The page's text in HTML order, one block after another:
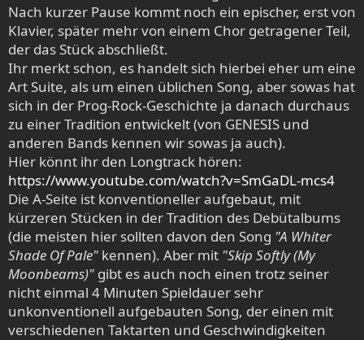
Nach kurzer Pause kommt noch ein epischer, erst von
Klavier, später mehr von einem Chor getragener Teil,
der das Stück abschließt.
Ihr merkt schon, es handelt sich hierbei eher um eine
Art Suite, als um einen üblichen Song, aber sowas hat
sich in der Prog-Rock-Geschichte ja danach durchaus
zu einer Tradition entwickelt (von GENESIS und
anderen Bands kennen wir sowas ja auch).
Hier könnt ihr den Longtrack hören:
https://www.youtube.com/watch?v=SmGaDL-mcs4
Die A-Seite ist konventioneller aufgebaut, mit
kürzeren Stücken in der Tradition des Debütalbums
(die meisten hier sollten davon den Song "A Whiter
Shade Of Pale" kennen). Aber mit "Skip Softly (My
Moonbeams)" gibt es auch noch einen trotz seiner
nicht einmal 4 Minuten Spieldauer sehr
unkonventionell aufgebauten Song, der einen mit
verschiedenen Taktarten und Geschwindigkeiten